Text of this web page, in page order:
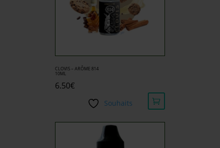
CLOVIS – ARÔME 814
10ML
6.50€
Souhaits